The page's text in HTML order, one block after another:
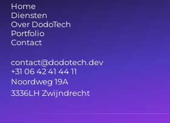
Home
Diensten
Over DodoTech
Portfolio
Contact
contact@dodotech.dev
+31 06 42 41 44 11
Noordweg 19A
3336LH Zwijndrecht